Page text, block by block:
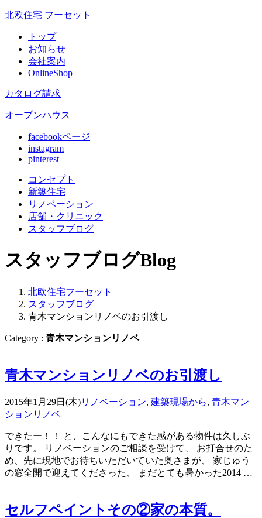
北欧住宅 フーセット
トップ
お知らせ
会社案内
OnlineShop
カタログ請求
オープンハウス
facebookページ
instagram
pinterest
コンセプト
新築住宅
リノベーション
店舗 ・クリニック
スタッフブログ
スタッフブログBlog
北欧住宅フーセット
スタッフブログ
青木マンションリノベのお引渡し
Category : 青木マンションリノベ
青木マンションリノベのお引渡し
2015年1月29日(木)リノベーション, 建築現場から, 青木マン
ションリノベ
できたー！！ と、こんなにもできた感がある物件は久しぶ
りです。 リノベーションのご相談を受けて、 お打合せのた
め、先に現地でお待ちいただいていた奥さまが、 家じゅう
の窓全開で迎えてくださった、 まだとても暑かった2014 …
セルフペイントその②家の本質。